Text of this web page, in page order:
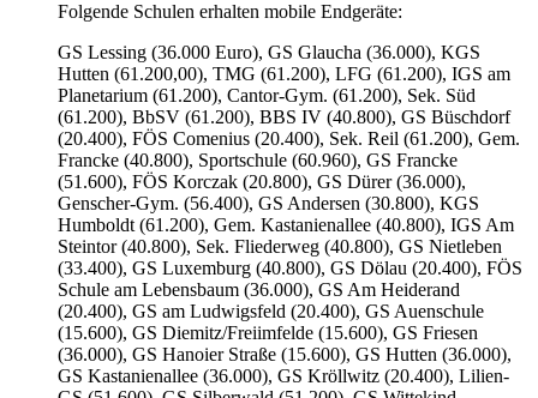
Folgende Schulen erhalten mobile Endgeräte:
GS Lessing (36.000 Euro), GS Glaucha (36.000), KGS
Hutten (61.200,00), TMG (61.200), LFG (61.200), IGS am
Planetarium (61.200), Cantor-Gym. (61.200), Sek. Süd
(61.200), BbSV (61.200), BBS IV (40.800), GS Büschdorf
(20.400), FÖS Comenius (20.400), Sek. Reil (61.200), Gem.
Francke (40.800), Sportschule (60.960), GS Francke
(51.600), FÖS Korczak (20.800), GS Dürer (36.000),
Genscher-Gym. (56.400), GS Andersen (30.800), KGS
Humboldt (61.200), Gem. Kastanienallee (40.800), IGS Am
Steintor (40.800), Sek. Fliederweg (40.800), GS Nietleben
(33.400), GS Luxemburg (40.800), GS Dölau (20.400), FÖS
Schule am Lebensbaum (36.000), GS Am Heiderand
(20.400), GS am Ludwigsfeld (20.400), GS Auenschule
(15.600), GS Diemitz/Freiimfelde (15.600), GS Friesen
(36.000), GS Hanoier Straße (15.600), GS Hutten (36.000),
GS Kastanienallee (36.000), GS Kröllwitz (20.400), Lilien-